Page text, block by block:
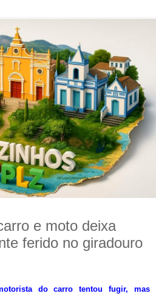
e moto deixa
ferido no giradouro
do carro tentou fugir, mas